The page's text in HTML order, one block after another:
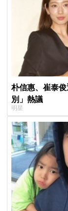
朴信惠、崔泰
別」熱議
明星